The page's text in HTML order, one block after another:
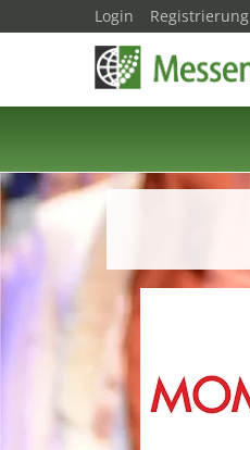
Login Registrierung